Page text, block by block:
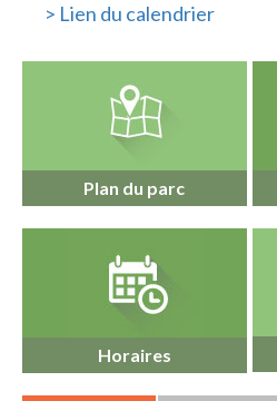
> Lien du calendrier
Plan du parc
Horaires